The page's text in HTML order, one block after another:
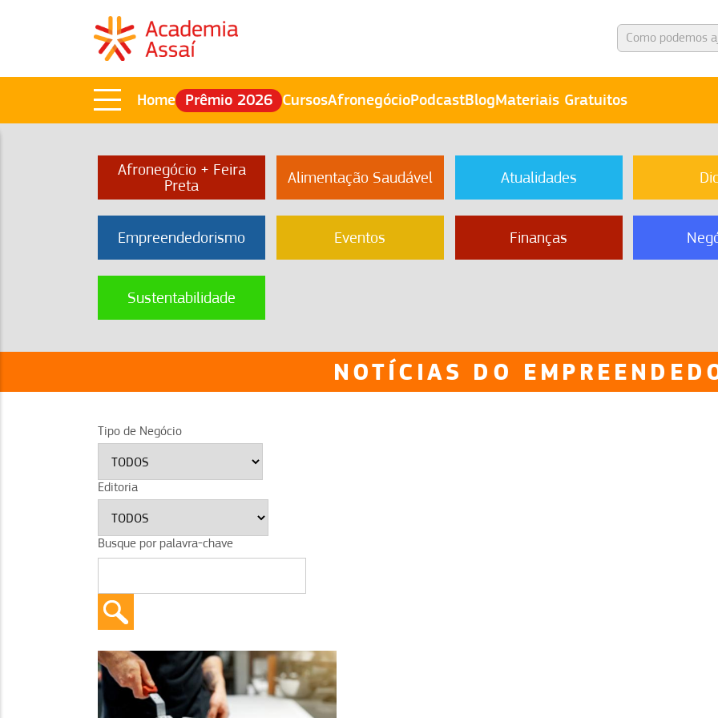
Home Prêmio 2026 CursosAfronegócioPodcastBlogMateriais Gratuitos
Afronegócio + Feira
Preta
Alimentação Saudável Atualidades
Empreendedorismo Eventos Finanças
Sustentabilidade
NOTÍCIAS DO
Tipo de Negócio
Editoria
Busque por palavra-chave